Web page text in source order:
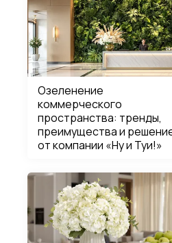
Озеленение
коммерческого
пространства: тренды,
преимущества и
от компании «Ну и Туи!»